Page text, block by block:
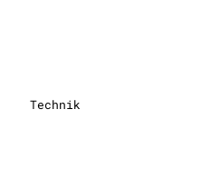
Technik